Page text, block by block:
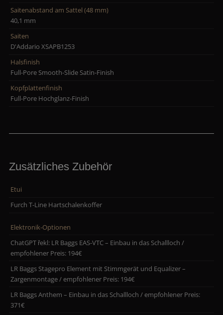
Saitenabstand am Sattel (48 mm)
40,1 mm
Saiten
D'Addario XSAPB1253
Halsfinish
Full-Pore Smooth-Slide Satin-Finish
Kopfplattenfinish
Full-Pore Hochglanz-Finish
Zusätzliches Zubehör
Etui
Furch T-Line Hartschalenkoffer
Elektronik-Optionen
ChatGPT řekl: LR Baggs EAS-VTC – Einbau in das Schallloch /
empfohlener Preis: 194€
LR Baggs Stagepro Element mit Stimmgerät und Equalizer –
Zargenmontage / empfohlener Preis: 194€
LR Baggs Anthem – Einbau in das Schallloch / empfohlener Preis:
371€